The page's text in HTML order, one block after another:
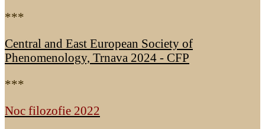
***
Central and East European Society of
Phenomenology, Trnava 2024 - CFP
***
Noc filozofie 2022